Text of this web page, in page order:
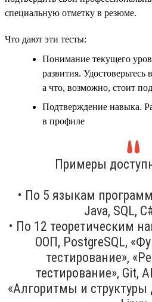
специальную отметку в резюме.
Что дают эти тесты:
Понимание текущего
развития.
а что, возможно, стоит
Подтверждение навыка.
в профиле
Примеры
• По 5 языкам
Java, SQL,
• По 12 теоретическим
ООП, PostgreSQL,
тестирование»,
тестирование», Git,
«Алгоритмы и структуры